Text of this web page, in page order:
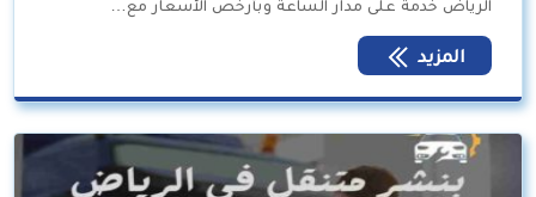
الرياض خدمة على مدار الساعة وبأرخص الأسعار مع…
المزيد